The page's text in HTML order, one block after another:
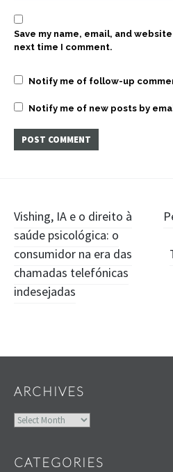
Save my name, email, and
next time I comment.
Notify me of follow-up
Notify me of new posts by
Post
navigation
Vishing, IA e o direito à
saúde psicológica: o
consumidor na era das
chamadas telefónicas
indesejadas
ARCHIVES
Archives
CATEGORIES